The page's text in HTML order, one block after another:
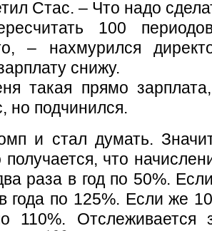
Стас. – Что надо
100
– нахмурился
снижу.
такая прямо
но подчинился.
и стал думать.
получается, что
раза в год по 50%.
года по 125%. Если же
110%. Отслеживается